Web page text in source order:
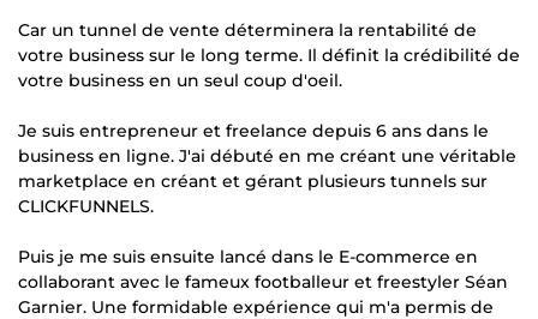
Car un tunnel de vente déterminera la rentabilité de
votre business sur le long terme. Il définit la crédibilité de
votre business en un seul coup d'oeil.
Je suis entrepreneur et freelance depuis 6 ans dans le
business en ligne. J'ai débuté en me créant une véritable
marketplace en créant et gérant plusieurs tunnels sur
CLICKFUNNELS.
Puis je me suis ensuite lancé dans le E-commerce en
collaborant avec le fameux footballeur et freestyler Séan
Garnier. Une formidable expérience qui m'a permis de